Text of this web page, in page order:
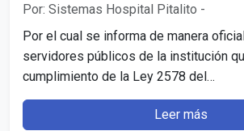
Por: Sistemas Hospital Pitalito -
Por el cual se informa de manera
servidores públicos de la institución
cumplimiento de la Ley 2578 del…
Leer más